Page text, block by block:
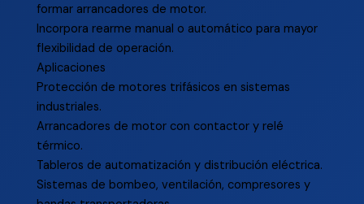
formar arrancadores de motor.
Incorpora rearme manual o automático para mayor
flexibilidad de operación.
Aplicaciones
Protección de motores trifásicos en sistemas
industriales.
Arrancadores de motor con contactor y relé
térmico.
Tableros de automatización y distribución eléctrica.
Sistemas de bombeo, ventilación, compresores y